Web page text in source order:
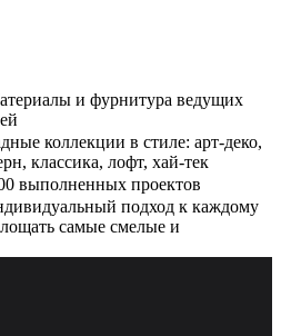
и фурнитура ведущих
коллекции в стиле: арт-деко,
классика, лофт, хай-тек
выполненных проектов
подход к каждому
самые смелые и